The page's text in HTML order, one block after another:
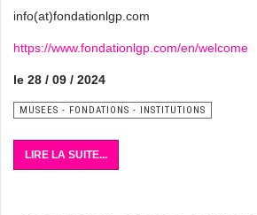
info(at)fondationlgp.com
https://www.fondationlgp.com/en/welcome
le 28 / 09 / 2024
MUSEES - FONDATIONS - INSTITUTIONS
LIRE LA SUITE...